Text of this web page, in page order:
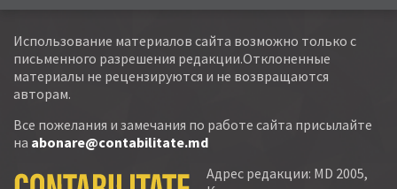
Использование материалов сайта возможно только с
письменного разрешения редакции.Отклоненные
материалы не рецензируются и не возвращаются
авторам.
Все пожелания и замечания по работе сайта присылайте
на abonare@contabilitate.md
Адрес редакции: MD 2005,